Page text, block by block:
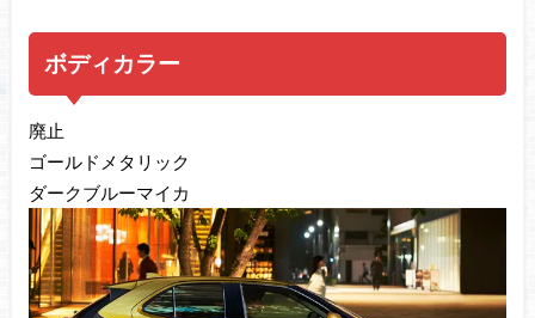
ボディカラー
廃止
ゴールドメタリック
ダークブルーマイカ